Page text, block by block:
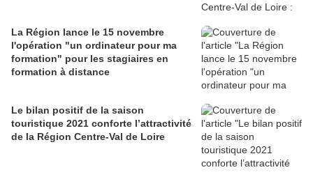
La Région lance le 15 novembre
l'opération "un ordinateur pour ma
formation" pour les stagiaires en
formation à distance
Le bilan positif de la saison
touristique 2021 conforte l’attractivité
de la Région Centre-Val de Loire